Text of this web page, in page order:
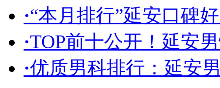
·“本月排行”延安口碑
·TOP前十公开！延安
·优质男科排行：延安